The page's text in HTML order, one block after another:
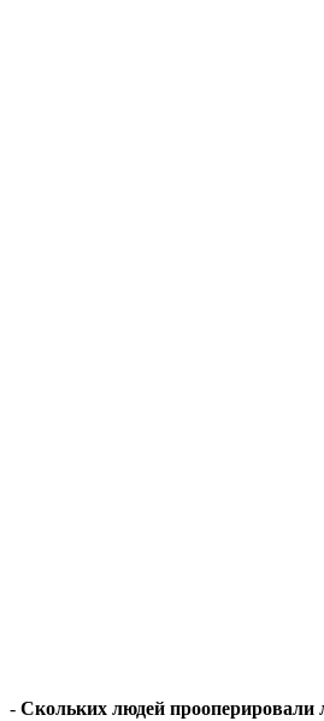
- Скольких людей прооперировали